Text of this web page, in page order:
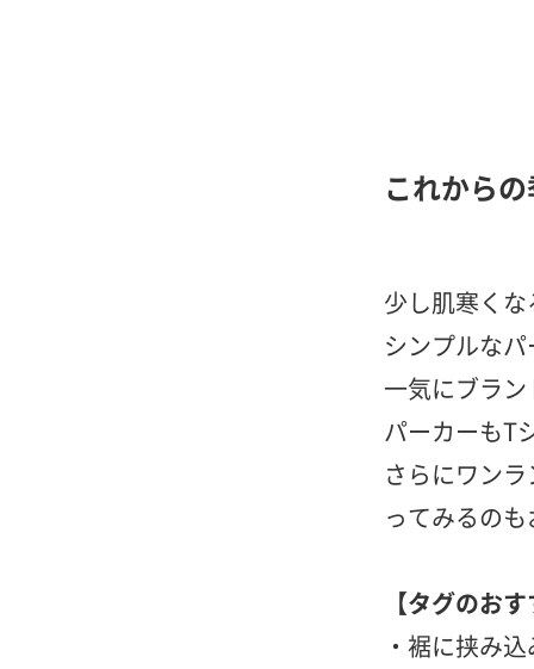
これから
少し肌寒くな
シンプルなパ
一気にブラン
パーカーもT
さらにワン
ってみるのも
【タグのお
・裾に挟み込